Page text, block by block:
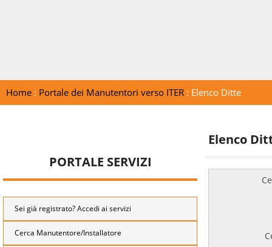
Home: Portale dei Manutentori verso ITER: Elenco Ditte
PORTALE SERVIZI
Sei già registrato? Accedi ai servizi
Cerca Manutentore/Installatore
Elenco